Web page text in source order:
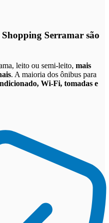
Serramar são
leito ou semi-leito, mais
. A maioria dos ônibus para
Wi-Fi, tomadas e